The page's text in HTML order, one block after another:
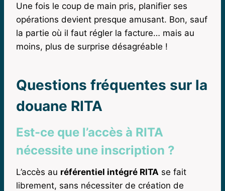
Une fois le coup de main pris, planifier ses
opérations devient presque amusant. Bon, sauf
la partie où il faut régler la facture… mais au
moins, plus de surprise désagréable !
Questions fréquentes sur la
douane RITA
Est-ce que l’accès à RITA
nécessite une inscription ?
L’accès au référentiel intégré RITA se fait
librement, sans nécessiter de création de